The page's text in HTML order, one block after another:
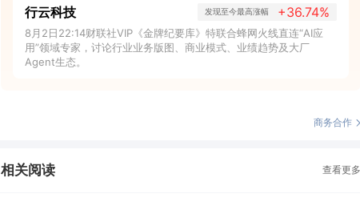
行云科技 发现至今最高涨幅 +36.74%
8月2日22:14财联社VIP《金牌纪要库》特联合蜂网火线直连“AI应
用”领域专家，讨论行业业务版图、商业模式、业绩趋势及大厂
Agent生态。
商务合作
相关阅读 查看更多